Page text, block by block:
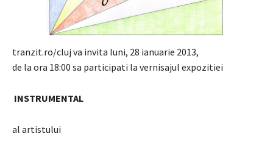
tranzit.ro/cluj va invita luni, 28 ianuarie 2013,
de la ora 18:00 sa participati la vernisajul expozitiei
INSTRUMENTAL
al artistului